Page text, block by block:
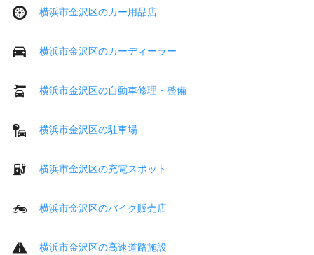
横浜市金沢区のカー用品店
横浜市金沢区のカーディーラー
横浜市金沢区の自動車修理・整備
横浜市金沢区の駐車場
横浜市金沢区の充電スポット
横浜市金沢区のバイク販売店
横浜市金沢区の高速道路施設